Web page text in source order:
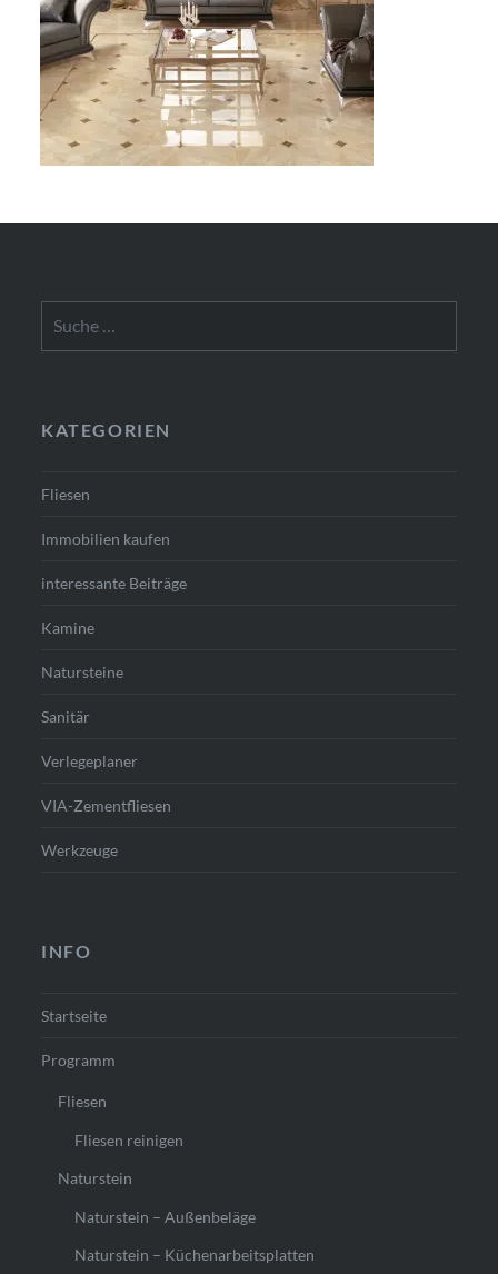
nach:
KATEGORIEN
Fliesen
Immobilien kaufen
interessante Beiträge
Kamine
Natursteine
Sanitär
Verlegeplaner
VIA-Zementfliesen
Werkzeuge
INFO
Startseite
Programm
Fliesen
Fliesen reinigen
Naturstein
Naturstein – Außenbeläge
Naturstein – Küchenarbeitsplatten